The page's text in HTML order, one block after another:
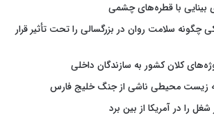
بینایی با قطره‌های چشمی
چگونه سلامت روان در بزرگسالی را تحت تأثیر قرار
کلان کشور به سازندگان داخلی
زیست محیطی ناشی از جنگ خلیج فارس
را در آمریکا از بین برد